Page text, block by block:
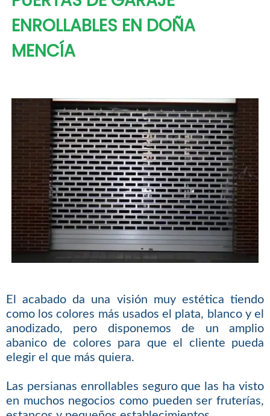
ENROLLABLES EN DOÑA
MENCÍA
El acabado da una visión muy estética tiendo
como los colores más usados el plata, blanco y el
anodizado, pero disponemos de un amplio
abanico de colores para que el cliente pueda
elegir el que más quiera.
Las persianas enrollables seguro que las ha visto
en muchos negocios como pueden ser fruterías,